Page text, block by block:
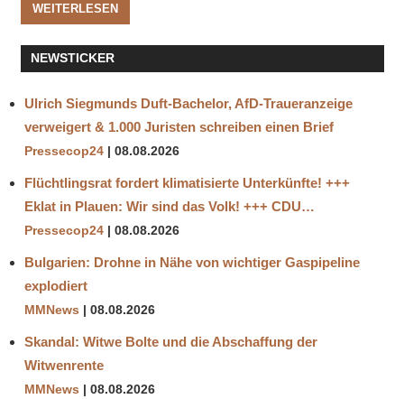
WEITERLESEN
NEWSTICKER
Ulrich Siegmunds Duft-Bachelor, AfD-Traueranzeige
verweigert & 1.000 Juristen schreiben einen Brief
Pressecop24 08.08.2026
Flüchtlingsrat fordert klimatisierte Unterkünfte! +++
Eklat in Plauen: Wir sind das Volk! +++ CDU…
Pressecop24 08.08.2026
Bulgarien: Drohne in Nähe von wichtiger Gaspipeline
explodiert
MMNews 08.08.2026
Skandal: Witwe Bolte und die Abschaffung der
Witwenrente
MMNews 08.08.2026